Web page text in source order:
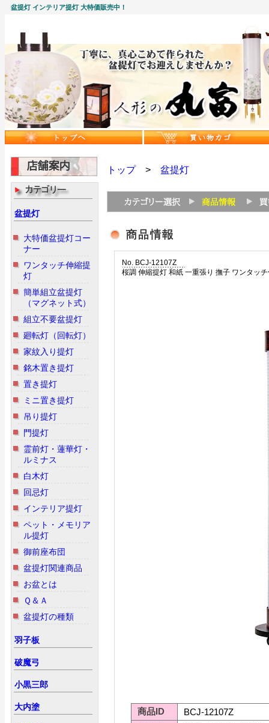
盆提灯 インテリア提灯 大特価販売中！
盆提灯
大特価盆提灯コー
ナー
ワンタッチ伸縮提
灯
簡単組立盆提灯
（マグネット式）
組立不要盆提灯
廻転灯（回転灯）
家紋入り提灯
銘木置き提灯
置き提灯
ミニ置き提灯
吊り提灯
門提灯
霊前灯・蓮華灯・
ルミナス
白木灯
回忌灯
インテリア提灯
ペット・メモリア
ル提灯
御前座布団
盆提灯関連商品
お盆とは
Ｑ＆Ａ
盆提灯の種類
羽子板
破魔弓
小黒三郎
大内塗
トップ> 盆提灯
No. BCJ-12107Z
桜調 伸縮提灯 和紙 一重張り 撫子 ワンタッ
商品ID
BCJ-12107Z